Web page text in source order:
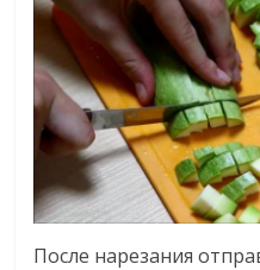
После нарезания